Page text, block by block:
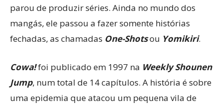
parou de produzir séries. Ainda no mundo dos
mangás, ele passou a fazer somente histórias
fechadas, as chamadas One-Shotsou Yomikiri.
Cowa!foi publicado em 1997 na Weekly Shounen
Jump, num total de 14 capítulos. A história é sobre
uma epidemia que atacou um pequena vila de